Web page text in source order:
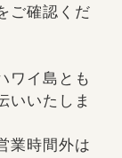
ご確認くだ
ワイ島とも
いいたしま
業時間外は